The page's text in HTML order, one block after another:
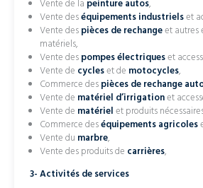
Vente de la peinture autos,
Vente deséquipements industrielset
Vente despièces de rechangeet autres
matériels,
Vente despompes électriqueset
Vente de cycleset de motocycles,
Commerce despièces de rechange
Vente de matériel d’irrigationet
Vente de matérielet produits
Commerce deséquipements agricoles
Vente du marbre,
Vente des produits de carrières,
3- Activités de services